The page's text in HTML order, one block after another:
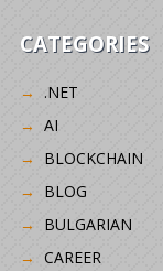
CATEGORIES
.NET
AI
BLOCKCHAIN
BLOG
BULGARIAN
CAREER